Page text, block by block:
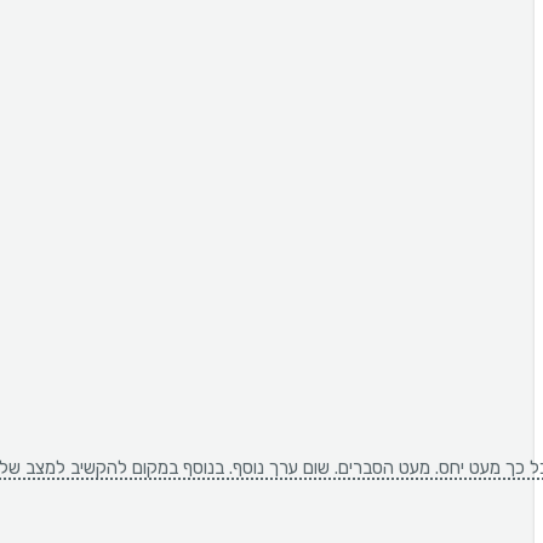
שום ערך נוסף. בנוסף במקום להקשיב למצב שלי היא פשוט התווכחה איתי.אפילו לא ניסתה לשאול